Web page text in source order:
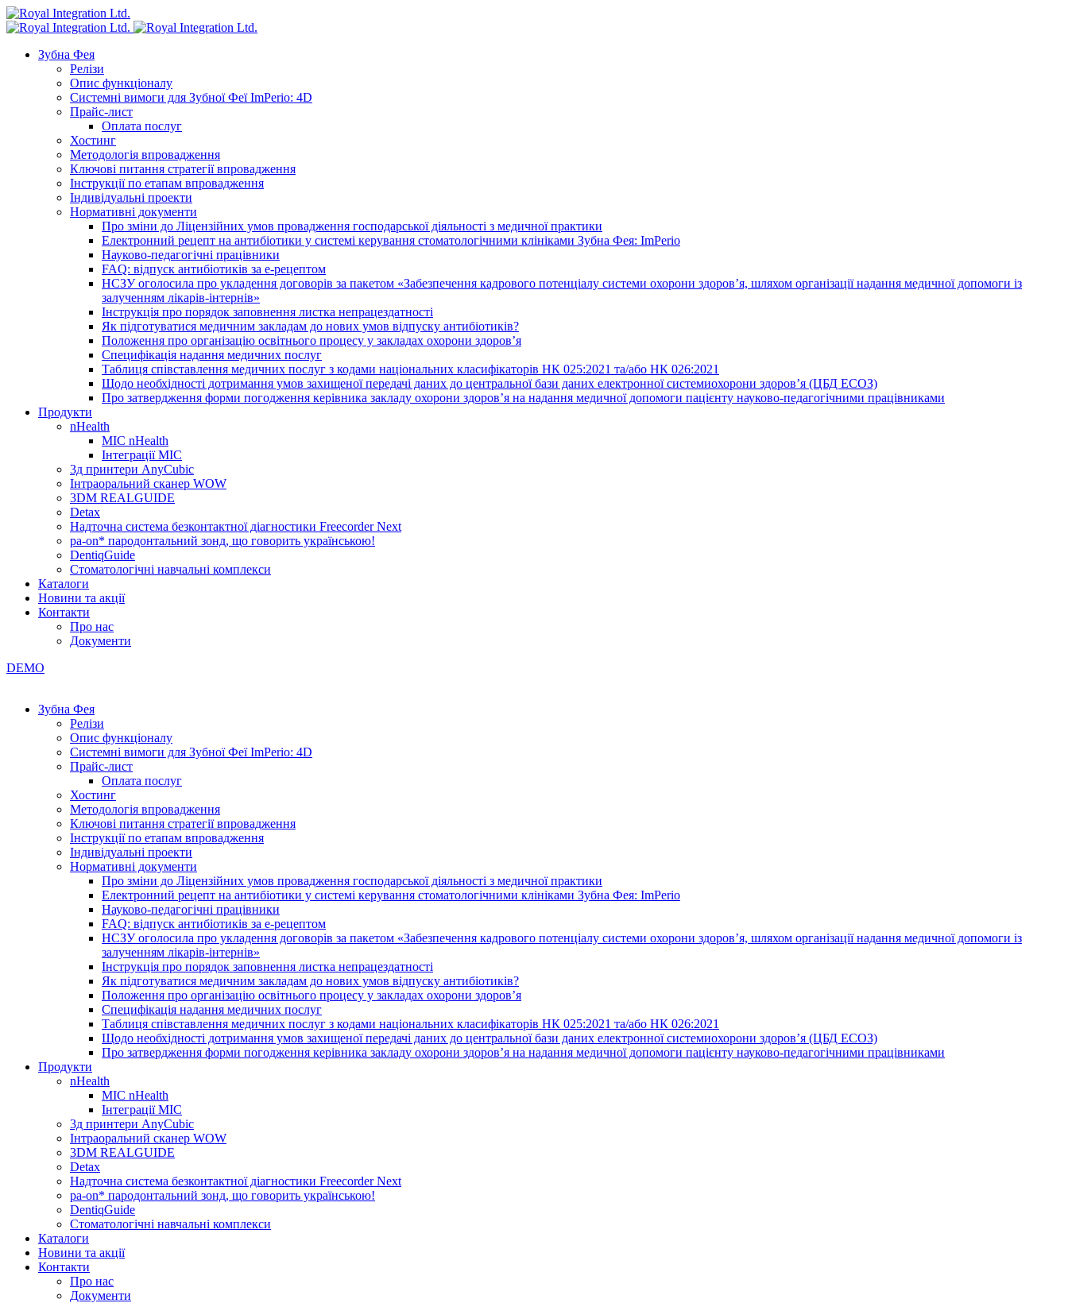
Зубна Фея
Релізи
Опис функціоналу
Системні вимоги для Зубної Феї ImPerio: 4D
Прайс-лист
Оплата послуг
Хостинг
Методологія впровадження
Ключові питання стратегії впровадження
Інструкції по етапам впровадження
Індивідуальні проекти
Нормативні документи
Про зміни до Ліцензійних умов провадження господарської діяльності з медичної практики
Електронний рецепт на антибіотики у системі керування стоматологічними клініками Зубна Фея: ImPerio
Науково-педагогічні працівники
FAQ: відпуск антибіотиків за е-рецептом
НСЗУ оголосила про укладення договорів за пакетом «Забезпечення кадрового потенціалу системи охорони здоров’я, шляхом організації надання медичної допомоги із
залученням лікарів-інтернів»
Інструкція про порядок заповнення листка непрацездатності
Як підготуватися медичним закладам до нових умов відпуску антибіотиків?
Положення про організацію освітнього процесу у закладах охорони здоров’я
Специфікація надання медичних послуг
Таблиця співставлення медичних послуг з кодами національних класифікаторів НК 025:2021 та/або НК 026:2021
Щодо необхідності дотримання умов захищеної передачі даних до центральної бази даних електронної системиохорони здоров’я (ЦБД ЕСОЗ)
Про затвердження форми погодження керівника закладу охорони здоров’я на надання медичної допомоги пацієнту науково-педагогічними працівниками
Продукти
nHealth
МІС nHealth
Інтеграції МІС
3д принтери AnyCubic
Інтраоральний сканер WOW
3DM REALGUIDE
Detax
Надточна система безконтактної діагностики Freecorder Next
pa-on* пародонтальний зонд, що говорить українською!
DentiqGuide
Стоматологічні навчальні комплекси
Каталоги
Новини та акції
Контакти
Про нас
Документи
DEMO
Зубна Фея
Релізи
Опис функціоналу
Системні вимоги для Зубної Феї ImPerio: 4D
Прайс-лист
Оплата послуг
Хостинг
Методологія впровадження
Ключові питання стратегії впровадження
Інструкції по етапам впровадження
Індивідуальні проекти
Нормативні документи
Про зміни до Ліцензійних умов провадження господарської діяльності з медичної практики
Електронний рецепт на антибіотики у системі керування стоматологічними клініками Зубна Фея: ImPerio
Науково-педагогічні працівники
FAQ: відпуск антибіотиків за е-рецептом
НСЗУ оголосила про укладення договорів за пакетом «Забезпечення кадрового потенціалу системи охорони здоров’я, шляхом організації надання медичної допомоги із
залученням лікарів-інтернів»
Інструкція про порядок заповнення листка непрацездатності
Як підготуватися медичним закладам до нових умов відпуску антибіотиків?
Положення про організацію освітнього процесу у закладах охорони здоров’я
Специфікація надання медичних послуг
Таблиця співставлення медичних послуг з кодами національних класифікаторів НК 025:2021 та/або НК 026:2021
Щодо необхідності дотримання умов захищеної передачі даних до центральної бази даних електронної системиохорони здоров’я (ЦБД ЕСОЗ)
Про затвердження форми погодження керівника закладу охорони здоров’я на надання медичної допомоги пацієнту науково-педагогічними працівниками
Продукти
nHealth
МІС nHealth
Інтеграції МІС
3д принтери AnyCubic
Інтраоральний сканер WOW
3DM REALGUIDE
Detax
Надточна система безконтактної діагностики Freecorder Next
pa-on* пародонтальний зонд, що говорить українською!
DentiqGuide
Стоматологічні навчальні комплекси
Каталоги
Новини та акції
Контакти
Про нас
Документи